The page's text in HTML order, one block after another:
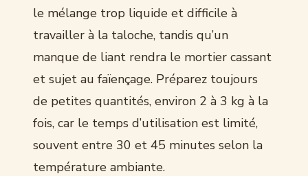
le mélange trop liquide et difficile à
travailler à la taloche, tandis qu’un
manque de liant rendra le mortier cassant
et sujet au faïençage. Préparez toujours
de petites quantités, environ 2 à 3 kg à la
fois, car le temps d’utilisation est limité,
souvent entre 30 et 45 minutes selon la
température ambiante.